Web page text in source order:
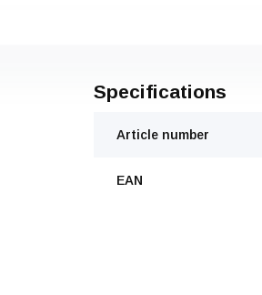
Specifications
Article number
EAN